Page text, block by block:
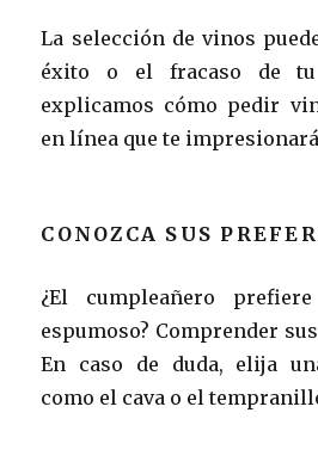
La selección de vinos
éxito o el fracaso de
explicamos cómo pedir
en línea que te
CONOZCA SUS
¿El cumpleañero
espumoso? Comprender
En caso de duda, elija
como el cava o el